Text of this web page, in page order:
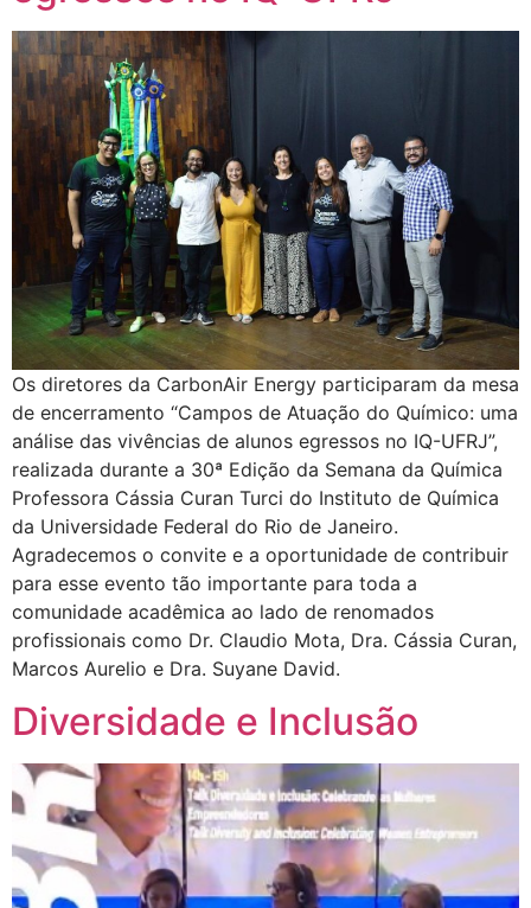
Os diretores da CarbonAir Energy participaram da mesa
de encerramento “Campos de Atuação do Químico: uma
análise das vivências de alunos egressos no IQ-UFRJ”,
realizada durante a 30ª Edição da Semana da Química
Professora Cássia Curan Turci do Instituto de Química
da Universidade Federal do Rio de Janeiro.
Agradecemos o convite e a oportunidade de contribuir
para esse evento tão importante para toda a
comunidade acadêmica ao lado de renomados
profissionais como Dr. Claudio Mota, Dra. Cássia Curan,
Marcos Aurelio e Dra. Suyane David.
Diversidade e Inclusão